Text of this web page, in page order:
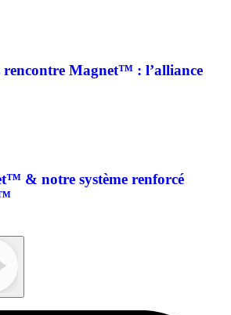
rencontre Magnet™ : l’alliance
& notre système renforcé